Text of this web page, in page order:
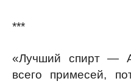
***
«Лучший спирт —
всего примесей,